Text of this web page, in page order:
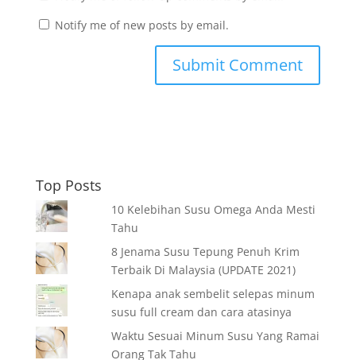
Notify me of new posts by email.
Top Posts
10 Kelebihan Susu Omega Anda Mesti
Tahu
8 Jenama Susu Tepung Penuh Krim
Terbaik Di Malaysia (UPDATE 2021)
Kenapa anak sembelit selepas minum
susu full cream dan cara atasinya
Waktu Sesuai Minum Susu Yang Ramai
Orang Tak Tahu